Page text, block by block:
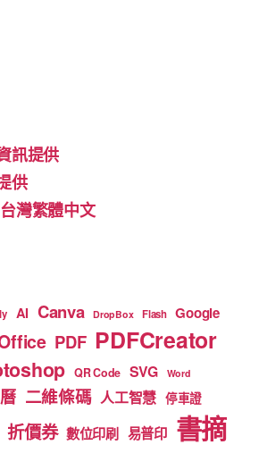
訊提供
供
灣繁體中文
AI Canva DropBox Flash Google
PDF PDFCreator
QR Code SVG Word
二維條碼 人工智慧 停車證
折價券 數位印刷 易普印 書摘